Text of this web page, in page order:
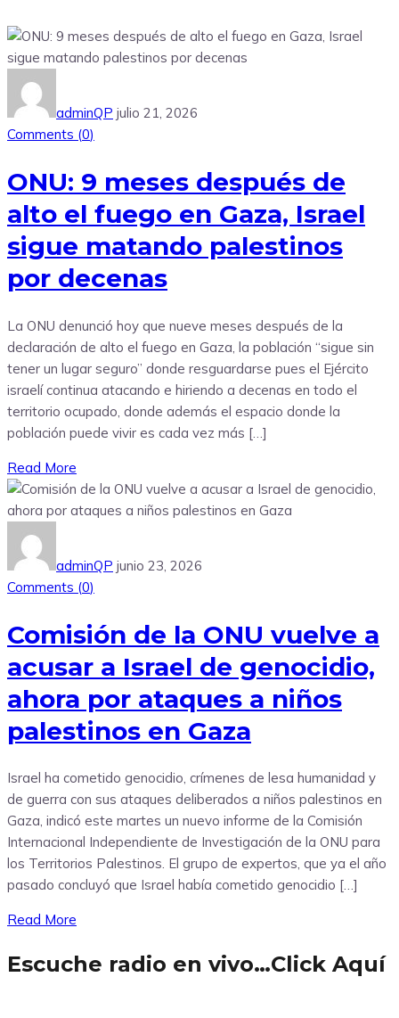
adminQP julio 21, 2026
Comments (0)
ONU: 9 meses después de
alto el fuego en Gaza, Israel
sigue matando palestinos
por decenas
La ONU denunció hoy que nueve meses después de la
declaración de alto el fuego en Gaza, la población “sigue sin
tener un lugar seguro” donde resguardarse pues el Ejército
israelí continua atacando e hiriendo a decenas en todo el
territorio ocupado, donde además el espacio donde la
población puede vivir es cada vez más […]
Read More
adminQP junio 23, 2026
Comments (0)
Comisión de la ONU vuelve a
acusar a Israel de genocidio,
ahora por ataques a niños
palestinos en Gaza
Israel ha cometido genocidio, crímenes de lesa humanidad y
de guerra con sus ataques deliberados a niños palestinos en
Gaza, indicó este martes un nuevo informe de la Comisión
Internacional Independiente de Investigación de la ONU para
los Territorios Palestinos. El grupo de expertos, que ya el año
pasado concluyó que Israel había cometido genocidio […]
Read More
Escuche radio en vivo…Click Aquí